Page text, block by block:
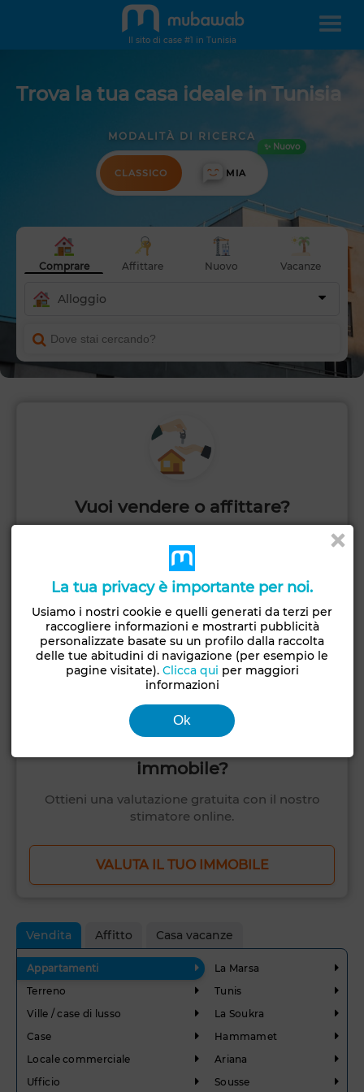
Il sito di case #1 in Tunisia
Trova la tua casa ideale in Tunisia
MODALITÀ DI RICERCA
CLASSICO
✨ Nuovo
MIA
Comprare Affittare Nuovo Vacanze
Alloggio
Vuoi vendere o affittare?
ricevere richieste.
PUBBLICA
immobile?
Ottieni una valutazione gratuita con il nostro
stimatore online.
VALUTA IL TUO IMMOBILE
Vendita Affitto Casa vacanze
Appartamenti
Terreno
Ville / case di lusso
Case
Locale commerciale
Ufficio
La Marsa
Tunis
La Soukra
Hammamet
Ariana
Sousse
La tua privacy è importante per noi.
Usiamo i nostri cookie e quelli generati da terzi per
raccogliere informazioni e mostrarti pubblicità
personalizzate basate su un profilo dalla raccolta
delle tue abitudini di navigazione (per esempio le
pagine visitate). Clicca qui per maggiori
informazioni
Ok